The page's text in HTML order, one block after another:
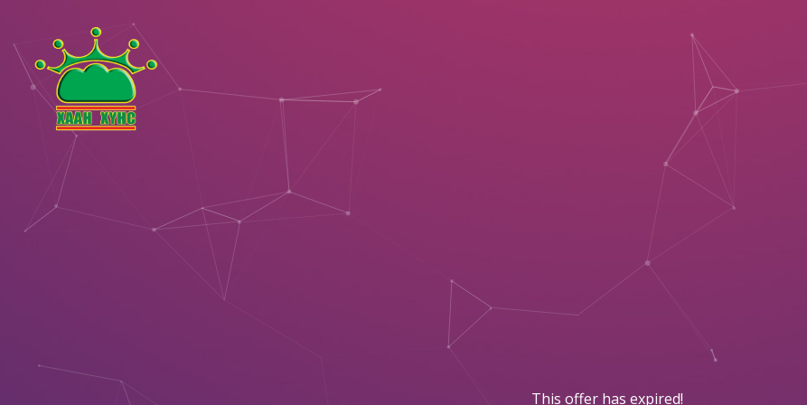
This offer has expired!